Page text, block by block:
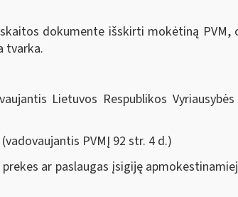
dokumente išskirti mokėtiną PVM,
tvarka.
Lietuvos Respublikos
PVMĮ 92 str. 4 d.)
ar paslaugas įsigiję